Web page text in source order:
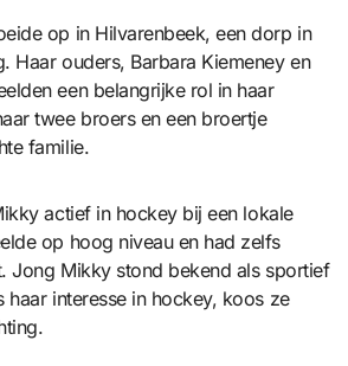
op in Hilvarenbeek, een dorp in
Haar ouders, Barbara Kiemeney en
een belangrijke rol in haar
twee broers en een broertje
familie.
actief in hockey bij een lokale
op hoog niveau en had zelfs
Jong Mikky stond bekend als sportief
haar interesse in hockey, koos ze